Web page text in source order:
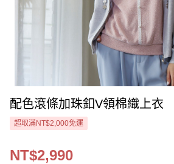
配色滾條加珠釦V領棉織上衣
超取滿NT$2,000免運
NT$2,990